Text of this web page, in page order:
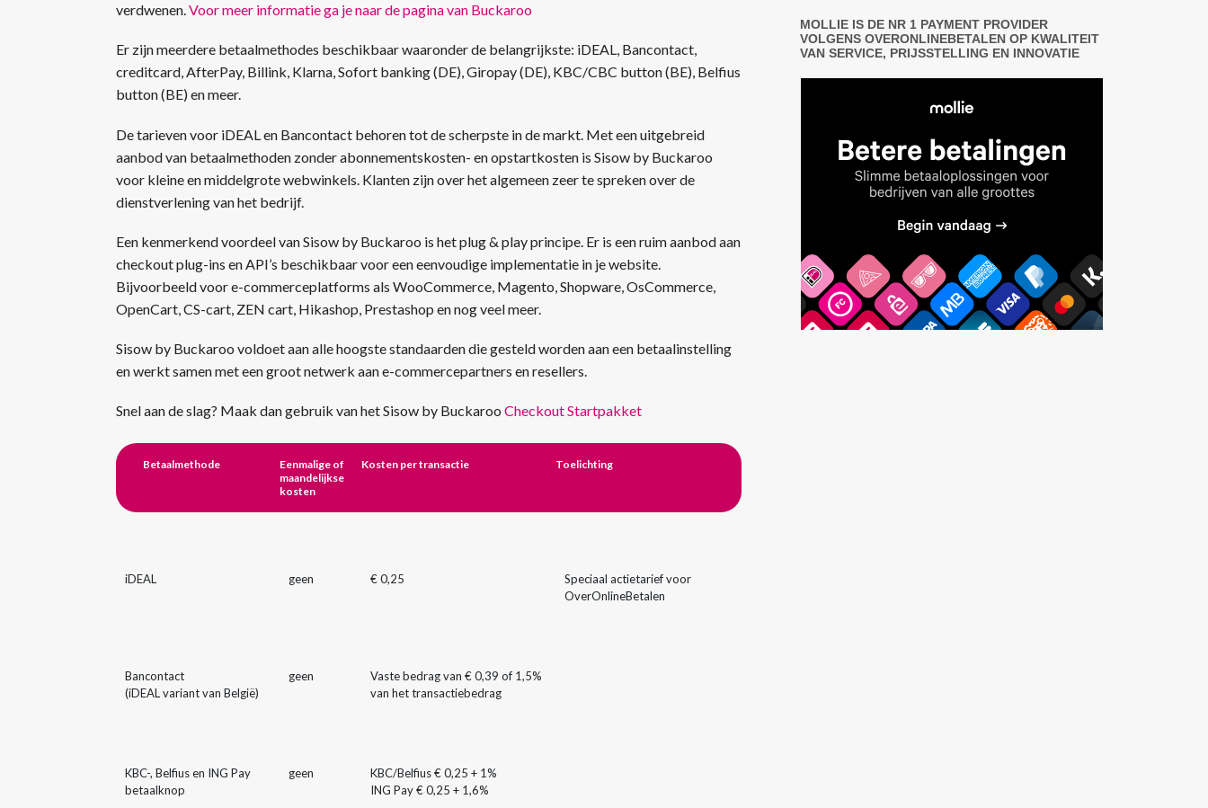
verdwenen.Voor meer informatie ga je naar de pagina van Buckaroo
Er zijn meerdere betaalmethodes beschikbaar waaronder de belangrijkste: iDEAL, Bancontact,
creditcard, AfterPay, Billink, Klarna, Sofort banking (DE), Giropay (DE), KBC/CBC button (BE), Belfius
button (BE) en meer.
De tarieven voor iDEAL en Bancontact behoren tot de scherpste in de markt. Met een uitgebreid
aanbod van betaalmethoden zonder abonnementskosten- en opstartkosten is Sisow by Buckaroo
voor kleine en middelgrote webwinkels. Klanten zijn over het algemeen zeer te spreken over de
dienstverlening van het bedrijf.
Een kenmerkend voordeel van Sisow by Buckaroo is het plug & play principe. Er is een ruim aanbod aan
checkout plug-ins en API’s beschikbaar voor een eenvoudige implementatie in je website.
Bijvoorbeeld voor e-commerceplatforms als WooCommerce, Magento, Shopware, OsCommerce,
OpenCart, CS-cart, ZEN cart, Hikashop, Prestashop en nog veel meer.
Sisow by Buckaroo voldoet aan alle hoogste standaarden die gesteld worden aan een betaalinstelling
en werkt samen met een groot netwerk aan e-commercepartners en resellers.
Snel aan de slag? Maak dan gebruik van het Sisow by Buckaroo Checkout Startpakket
Betaalmethode
Eenmalige of
maandelijkse
kosten
Kosten per transactie Toelichting
iDEAL geen € 0,25
Speciaal actietarief voor
OverOnlineBetalen
Bancontact
(iDEAL variant van België)
geen
Vaste bedrag van € 0,39 of 1,5%
van het transactiebedrag
KBC-, Belfius en ING Pay
betaalknop
geen
KBC/Belfius € 0,25 + 1%
ING Pay € 0,25 + 1,6%
MOLLIE IS DE NR 1 PAYMENT PROVIDER
VOLGENS OVERONLINEBETALEN OP KWALITEIT
VAN SERVICE, PRIJSSTELLING EN INNOVATIE